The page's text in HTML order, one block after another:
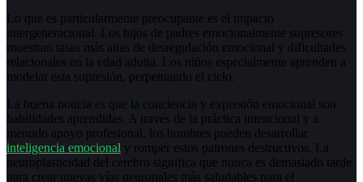
Lo que es particularmente preocupante es el impacto
intergeneracional. Los hijos de padres emocionalmente supresores
muestran tasas más altas de desregulación emocional y dificultades
relacionales en la edad adulta. Los niños especialmente aprenden a
modelar esta supresión, perpetuando el ciclo.
La buena noticia es que la conciencia y expresión emocional son
habilidades aprendidas. A través de la práctica intencional y a
menudo apoyo profesional, los hombres pueden desarrollar
inteligencia emocional y romper estos patrones destructivos. La
neuroplasticidad del cerebro significa que nunca es demasiado tarde
para crear nuevas vías neuronales más saludables para el